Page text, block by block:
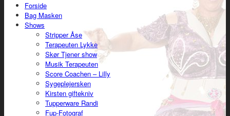
Forside
Bag Masken
Shows
Stripper Åse
Terapeuten Lykke
Skør Tjener show
Musik Terapeuten
Score Coachen – Lilly
Sygeplejersken
Kirsten giftekniv
Tupperware Randi
Fup-Fotograf